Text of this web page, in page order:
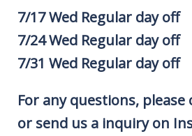
7/17 Wed Regular day off
7/24 Wed Regular day off
7/31 Wed Regular day off
For any questions, please
or send us a inquiry on